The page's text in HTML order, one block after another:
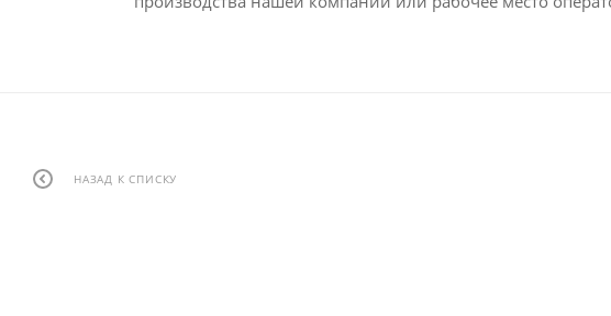
НАЗАД К СПИСКУ